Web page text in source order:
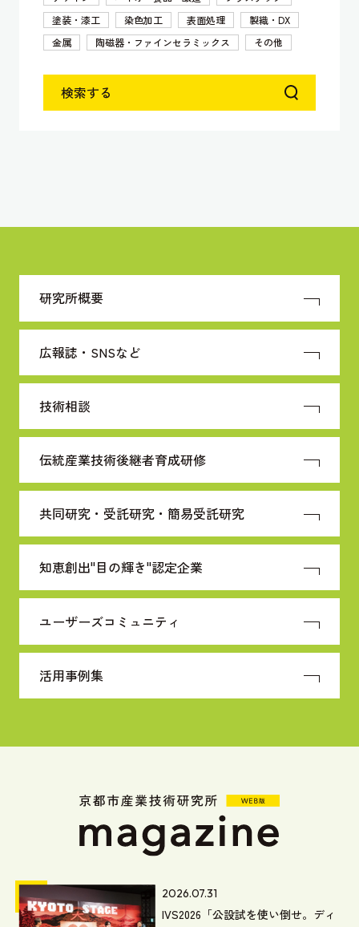
塗装・漆工
染色加工 表面処理
製織・DX
金属
陶磁器・ファインセラミックス その他
検索する
研究所概要
広報誌・SNSなど
技術相談
伝統産業技術後継者育成研修
共同研究・受託研究・ 簡易受託研究
知恵創出"目の輝き"認定企業
ユーザーズコミュニティ
活用事例集
2026.07.31
IVS2026「公設試を使い倒せ。ディ